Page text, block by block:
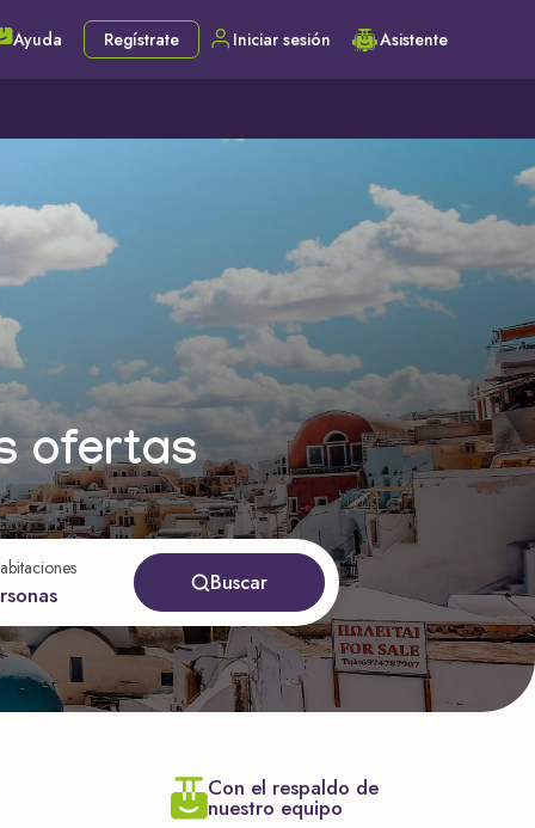
Ayuda Regístrate Iniciar sesión Asistente
ofertas
Buscar
Con el respaldo de
nuestro equipo